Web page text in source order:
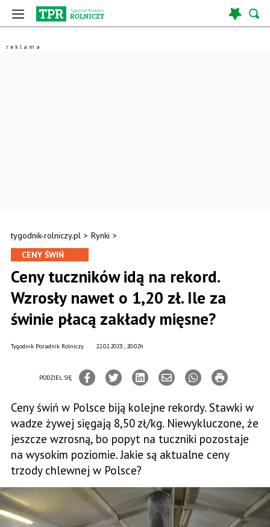
tygodnik-rolniczy.pl > Rynki >
CENY ŚWIŃ
Ceny tuczników idą na rekord.
Wzrosły nawet o 1,20 zł. Ile za
świnie płacą zakłady mięsne?
22.02.2023., 20:02h
Tygodnik Poradnik Rolniczy
PODZIEL SIĘ
Ceny świń w Polsce biją kolejne rekordy. Stawki w
wadze żywej sięgają 8,50 zł/kg. Niewykluczone, że
jeszcze wzrosną, bo popyt na tuczniki pozostaje
na wysokim poziomie. Jakie są aktualne ceny
trzody chlewnej w Polsce?